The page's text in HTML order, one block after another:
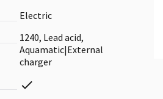
Electric
1240, Lead acid,
Aquamatic|External
charger